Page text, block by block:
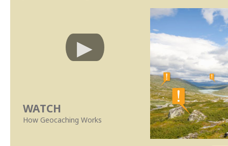
WATCH
How Geocaching Works